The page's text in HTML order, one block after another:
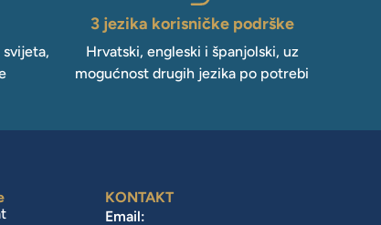
3 jezika korisničke podrške
Hrvatski, engleski i španjolski, uz
mogućnost drugih jezika po potrebi
KONTAKT
Email: